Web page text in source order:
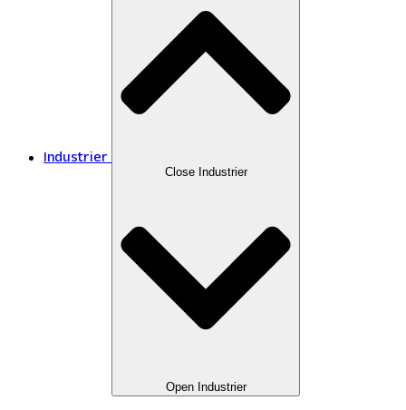
Industrier
Close Industrier
Open Industrier